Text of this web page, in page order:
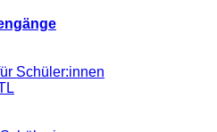
Schüler:innen